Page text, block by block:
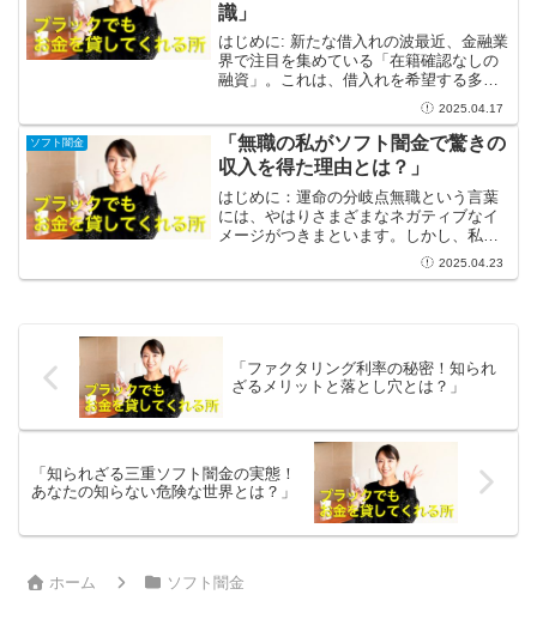
識」
はじめに: 新たな借入れの波最近、金融業
界で注目を集めている「在籍確認なしの
融資」。これは、借入れを希望する多く
の人々に新たなチャンスをもたらしてい
ます。従来であれば、融資を受けるため
には在籍確認や信用情報の厳しい審査に
耐えなければなりませ...
2025.04.17
ソフト闇金
「無職の私がソフト闇金で驚きの
収入を得た理由とは？」
はじめに：運命の分岐点無職という言葉
には、やはりさまざまなネガティブなイ
メージがつきまといます。しかし、私に
とって無職でいることは新しい挑戦の始
まりに過ぎませんでした。ある日、友人
2025.04.23
「ファクタリング利率の秘密！知られ
ざるメリットと落とし穴とは？」
「知られざる三重ソフト闇金の実態！
あなたの知らない危険な世界とは？」
ホーム ソフト闇金